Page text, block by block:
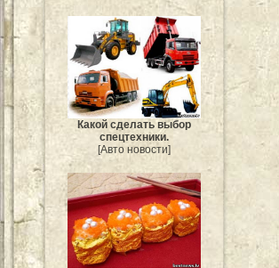
Какой сделать выбор
спецтехники.
[Авто новости]